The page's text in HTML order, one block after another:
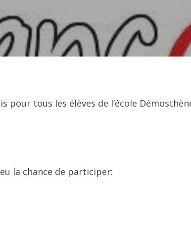
tous les élèves de l’école
la chance de participer: